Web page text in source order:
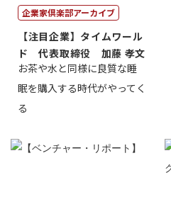
企業家倶楽部アーカイブ
【注目企業】タイムワール
ド 代表取締役 加藤 孝文
お茶や水と同様に良質な睡
眠を購入する時代がやってく
る